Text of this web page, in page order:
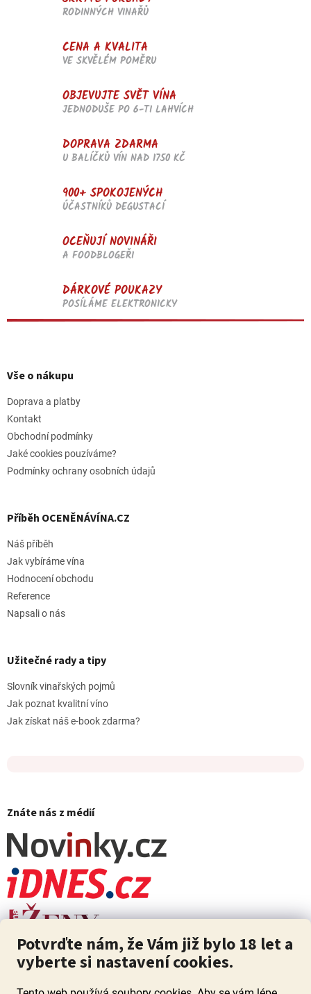
Potvrďte nám, že Vám již bylo 18 let a
vyberte si nastavení cookies.
RODINNÝCH VINAŘŮ
CENA A KVALITA
VE SKVĚLÉM POMĚRU
OBJEVUJTE SVĚT VÍNA
JEDNODUŠE PO 6-TI LAHVÍCH
DOPRAVA ZDARMA
U BALÍČKŮ VÍN NAD 1750 KČ
900+ SPOKOJENÝCH
ÚČASTNÍKŮ DEGUSTACÍ
OCEŇUJÍ NOVINÁŘI
A FOODBLOGEŘI
DÁRKOVÉ POUKAZY
POSÍLÁME ELEKTRONICKY
pVše o nákupu
Doprava a platby
Kontakt
Obchodní podmínky
Jaké cookies pouzíváme?
Podmínky ochrany osobních údajů
Příběh OCENĚNÁVÍNA.CZ
Náš příběh
Jak vybíráme vína
Hodnocení obchodu
Reference
Napsali o nás
Užitečné rady a tipy
Slovník vinařských pojmů
Jak poznat kvalitní víno
Jak získat náš e-book zdarma?
Znáte nás z médií